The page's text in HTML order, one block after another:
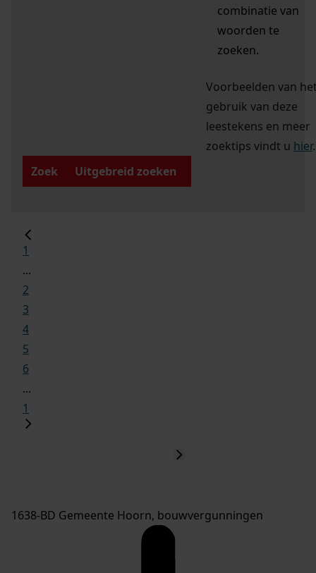
combinatie van
woorden te
zoeken.
Voorbeelden van
gebruik van deze
leestekens en meer
zoektips vindt u hier.
Zoek
Uitgebreid zoeken
1
...
2
3
4
5
6
...
1
1638-BD Gemeente Hoorn, bouwvergunningen